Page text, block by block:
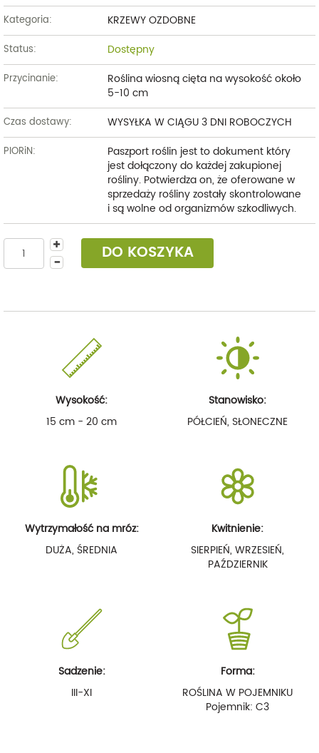
Kategoria: KRZEWY OZDOBNE
Status: Dostępny
Przycinanie:
Roślina wiosną cięta na wysokość około
5-10 cm
Czas dostawy: WYSYŁKA W CIĄGU 3 DNI ROBOCZYCH
PIORiN:
Paszport roślin jest to dokument który
jest dołączony do każdej zakupionej
rośliny. Potwierdza on, że oferowane w
sprzedaży rośliny zostały skontrolowane
i są wolne od organizmów szkodliwych.
DO KOSZYKA
Wysokość:
15 cm - 20 cm
Stanowisko:
PÓŁCIEŃ, SŁONECZNE
Wytrzymałość na mróz:
DUŻA, ŚREDNIA
Kwitnienie:
SIERPIEŃ, WRZESIEŃ,
PAŹDZIERNIK
Sadzenie:
III-XI
Forma:
ROŚLINA W POJEMNIKU
Pojemnik: C3